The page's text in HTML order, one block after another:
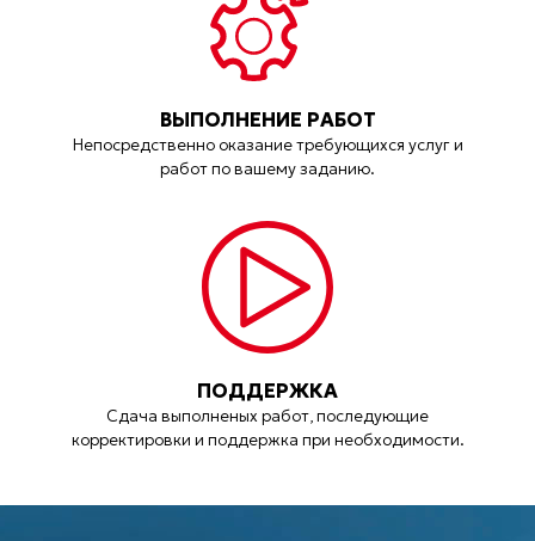
ВЫПОЛНЕНИЕ РАБОТ
Непосредственно оказание требующихся услуг и
работ по вашему заданию.
ПОДДЕРЖКА
Сдача выполненых работ, последующие
корректировки и поддержка при необходимости.